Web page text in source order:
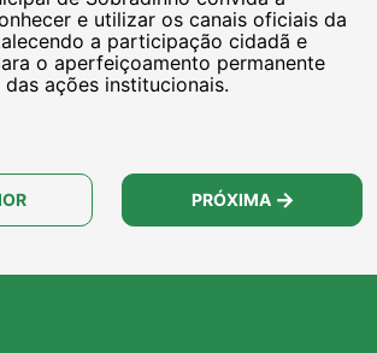
e utilizar os canais oficiais da
a participação cidadã e
o aperfeiçoamento permanente
ações institucionais.
PRÓXIMA